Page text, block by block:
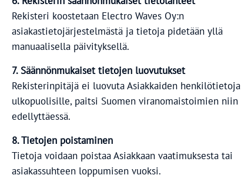
Rekisteri koostetaan Electro Waves Oy:n
asiakastietojärjestelmästä ja tietoja pidetään yllä
manuaalisella päivityksellä.
7. Säännönmukaiset tietojen luovutukset
Rekisterinpitäjä ei luovuta Asiakkaiden henkilötietoja
ulkopuolisille, paitsi Suomen viranomaistoimien niin
edellyttäessä.
8. Tietojen poistaminen
Tietoja voidaan poistaa Asiakkaan vaatimuksesta tai
asiakassuhteen loppumisen vuoksi.